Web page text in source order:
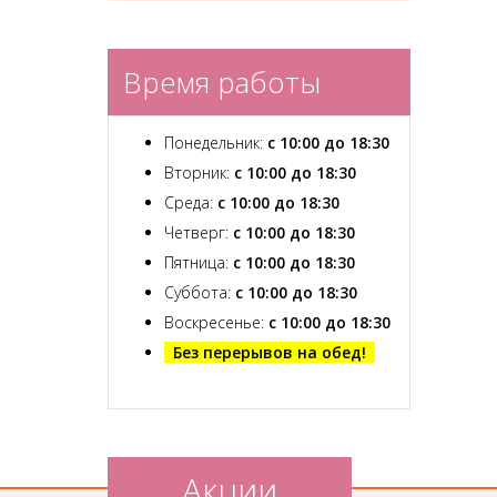
Время работы
Понедельник: с 10:00 до 18:30
Вторник: с 10:00 до 18:30
Среда: с 10:00 до 18:30
Четверг: с 10:00 до 18:30
Пятница: с 10:00 до 18:30
Суббота: с 10:00 до 18:30
Воскресенье: с 10:00 до 18:30
Без перерывов на обед!